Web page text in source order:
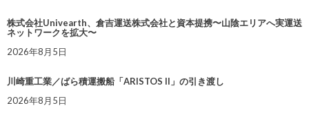
株式会社Univearth、倉吉運送株式会社と資本提携〜山陰エリアへ実運送
ネットワークを拡大〜
2026年8月5日
川崎重工業／ばら積運搬船「ARISTOS II」の引き渡し
2026年8月5日